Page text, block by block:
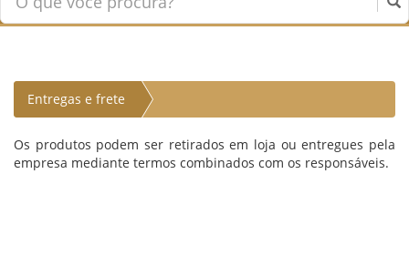
Entregas e frete
Os produtos podem ser retirados em loja ou entregues pela
empresa mediante termos combinados com os responsáveis.